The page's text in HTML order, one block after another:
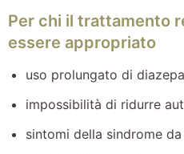
Per chi il trattamento
essere appropriato
uso prolungato di
impossibilità di ridurre
sintomi della sindrome